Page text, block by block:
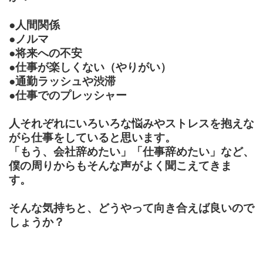
●人間関係
●ノルマ
●将来への不安
●仕事が楽しくない（やりがい）
●通勤ラッシュや渋滞
●仕事でのプレッシャー
人それぞれにいろいろな悩みやストレスを抱えな
がら仕事をしていると思います。
「もう、会社辞めたい」「仕事辞めたい」など、
僕の周りからもそんな声がよく聞こえてきま
す。
そんな気持ちと、どうやって向き合えば良いので
しょうか？